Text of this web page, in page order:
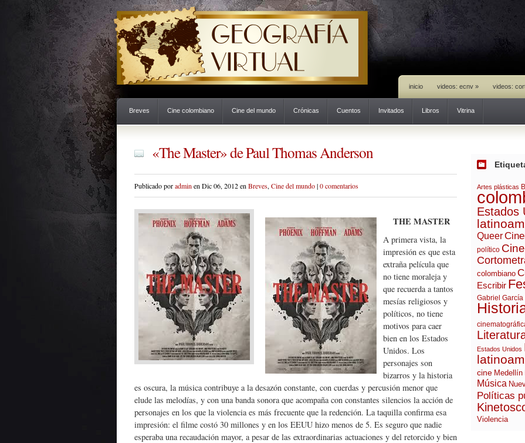
inicio videos: ecnv » videos:
Breves Cine colombiano Cine del mundo Crónicas Cuentos Invitados Libros Vitrina
«The Master» de Paul Thomas Anderson
Publicado poradmin en Dic 06, 2012 en Breves, Cine del mundo|0 comentarios
THE MASTER
A primera vista, la
impresión es que esta
extraña película que
no tiene moraleja y
que recuerda a tantos
mesías religiosos y
políticos, no tiene
motivos para caer
bien en los Estados
Unidos. Los
personajes son
bizarros y la historia
es oscura, la música contribuye a la desazón constante, con cuerdas y percusión menor que
elude las melodías, y con una banda sonora que acompaña con constantes silencios la acción de
personajes en los que la violencia es más frecuente que la redención. La taquilla confirma esa
impresión: el filme costó 30 millones y en los EEUU hizo menos de 5. Es seguro que nadie
esperaba una recaudación mayor, a pesar de las extraordinarias actuaciones y del retorcido y bien
Artes plásticas
Estados
Queer
político
colombiano
Escribir
Gabriel
Estados Unidos
cine Medellín
Música
Políticas
Violencia